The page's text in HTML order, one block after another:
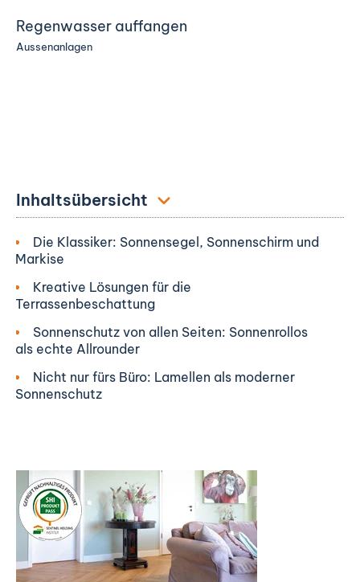
Regenwasser auffangen
Aussenanlagen
Inhaltsübersicht
Die Klassiker: Sonnensegel, Sonnenschirm und
Markise
Kreative Lösungen für die
Terrassenbeschattung
Sonnenschutz von allen Seiten: Sonnenrollos
als echte Allrounder
Nicht nur fürs Büro: Lamellen als moderner
Sonnenschutz